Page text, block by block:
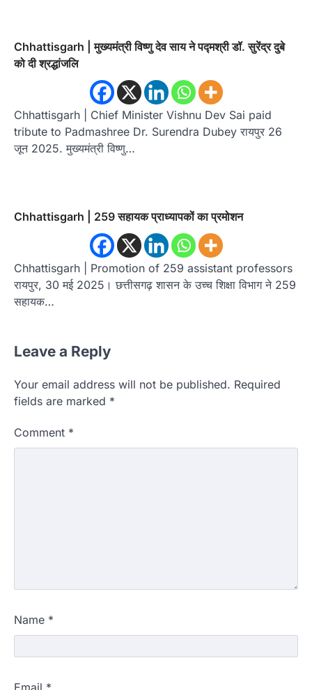
Chhattisgarh | मुख्यमंत्री विष्णु देव साय ने पद्मश्री डॉ. सुरेंद्र दुबे
को दी श्रद्धांजलि
Chhattisgarh | Chief Minister Vishnu Dev Sai paid
tribute to Padmashree Dr. Surendra Dubey रायपुर 26
जून 2025. मुख्यमंत्री विष्णु…
Chhattisgarh | 259 सहायक प्राध्यापकों का प्रमोशन
Chhattisgarh | Promotion of 259 assistant professors
रायपुर, 30 मई 2025। छत्तीसगढ़ शासन के उच्च शिक्षा विभाग ने 259
सहायक…
Leave a Reply
Your email address will not be published. Required
fields are marked *
Comment *
Name *
Email *